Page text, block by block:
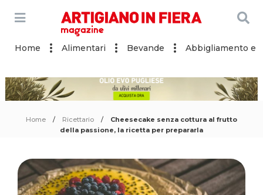
Home Alimentari Bevande Abbigliamento e
Home Ricettario
Cheesecake senza cottura al frutto
della passione, la ricetta per prepararla